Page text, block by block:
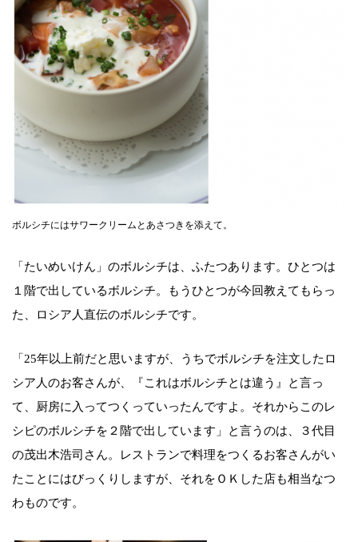
ボルシチにはサワークリームとあさつきを添えて。
「たいめいけん」のボルシチは、ふたつあります。ひとつは
１階で出しているボルシチ。もうひとつが今回教えてもらっ
た、ロシア人直伝のボルシチです。
「25年以上前だと思いますが、うちでボルシチを注文したロ
シア人のお客さんが、『これはボルシチとは違う』と言っ
て、厨房に入ってつくっていったんですよ。それからこのレ
シピのボルシチを２階で出しています」と言うのは、３代目
の茂出木浩司さん。レストランで料理をつくるお客さんがい
たことにはびっくりしますが、それをＯＫした店も相当なつ
わものです。